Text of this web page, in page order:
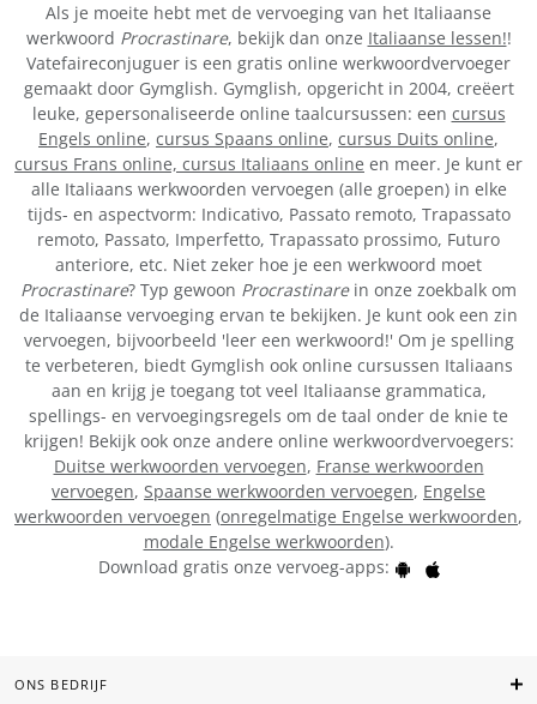
Als je moeite hebt met de vervoeging van het Italiaanse
werkwoord Procrastinare, bekijk dan onze Italiaanse lessen!!
Vatefaireconjuguer is een gratis online werkwoordvervoeger
gemaakt door Gymglish. Gymglish, opgericht in 2004, creëert
leuke, gepersonaliseerde online taalcursussen: een cursus
Engels online, cursus Spaans online, cursus Duits online,
cursus Frans online, cursus Italiaans online en meer. Je kunt er
alle Italiaans werkwoorden vervoegen (alle groepen) in elke
tijds- en aspectvorm: Indicativo, Passato remoto, Trapassato
remoto, Passato, Imperfetto, Trapassato prossimo, Futuro
anteriore, etc. Niet zeker hoe je een werkwoord moet
Procrastinare? Typ gewoon Procrastinarein onze zoekbalk om
de Italiaanse vervoeging ervan te bekijken. Je kunt ook een zin
vervoegen, bijvoorbeeld 'leer een werkwoord!' Om je spelling
te verbeteren, biedt Gymglish ook online cursussen Italiaans
aan en krijg je toegang tot veel Italiaanse grammatica,
spellings- en vervoegingsregels om de taal onder de knie te
krijgen! Bekijk ook onze andere online werkwoordvervoegers:
Duitse werkwoorden vervoegen, Franse werkwoorden
vervoegen, Spaanse werkwoorden vervoegen, Engelse
werkwoorden vervoegen (onregelmatige Engelse werkwoorden,
modale Engelse werkwoorden).
Download gratis onze vervoeg-apps:
ONS BEDRIJF